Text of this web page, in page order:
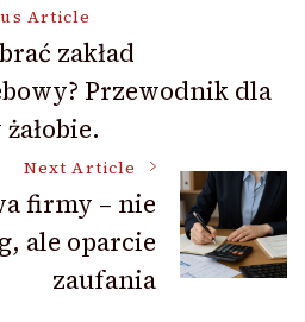
Article
zakład
Przewodnik dla
Next Article
firmy – nie
ale oparcie
zaufania